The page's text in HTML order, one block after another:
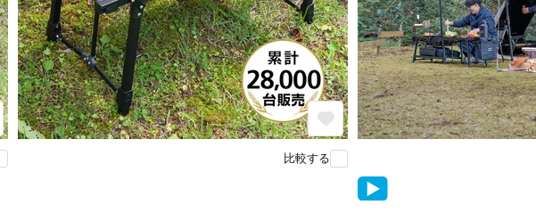
比較する